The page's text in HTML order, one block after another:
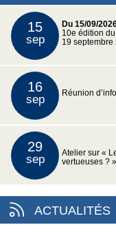
15
sep
Du 15/09/
10e édition
19 septembre
16
sep Réunion
29
sep
Atelier sur «
vertueuses ?
ACTUALITÉS